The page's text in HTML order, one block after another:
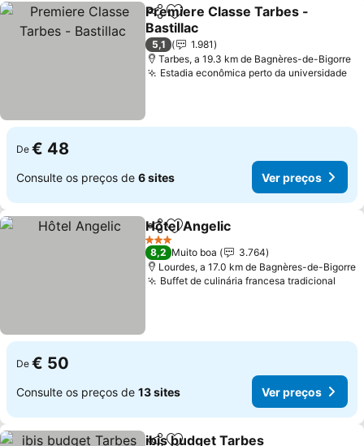
PartilharAdicionar aos favoritos
Premiere Classe Tarbes -
Bastillac
Ver preços
5,1
1.981
Tarbes, a 19.3 km de Bagnères-de-Bigorre
Estadia econômica perto da universidade
De € 48
Consulte os preços de 6 sites Ver preços
PartilharAdicionar aos favoritos
Hôtel Angelic
3 Estrelas
8,2 Muito boa
3.764
Lourdes, a 17.0 km de Bagnères-de-Bigorre
Buffet de culinária francesa tradicional
De € 50
Consulte os preços de 13 sites Ver preços
ibis budget Tarbes